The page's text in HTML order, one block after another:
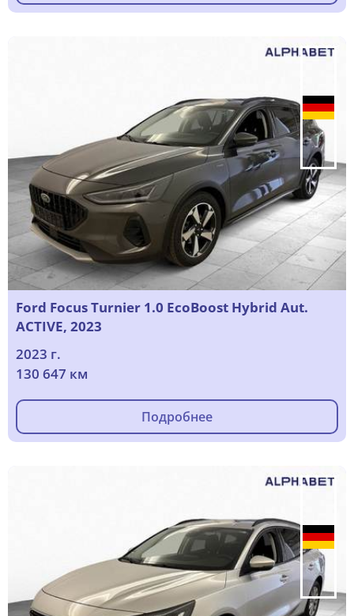
Ford Focus Turnier 1.0 EcoBoost Hybrid Aut.
ACTIVE, 2023
2023 г.
130 647 км
Подробнее